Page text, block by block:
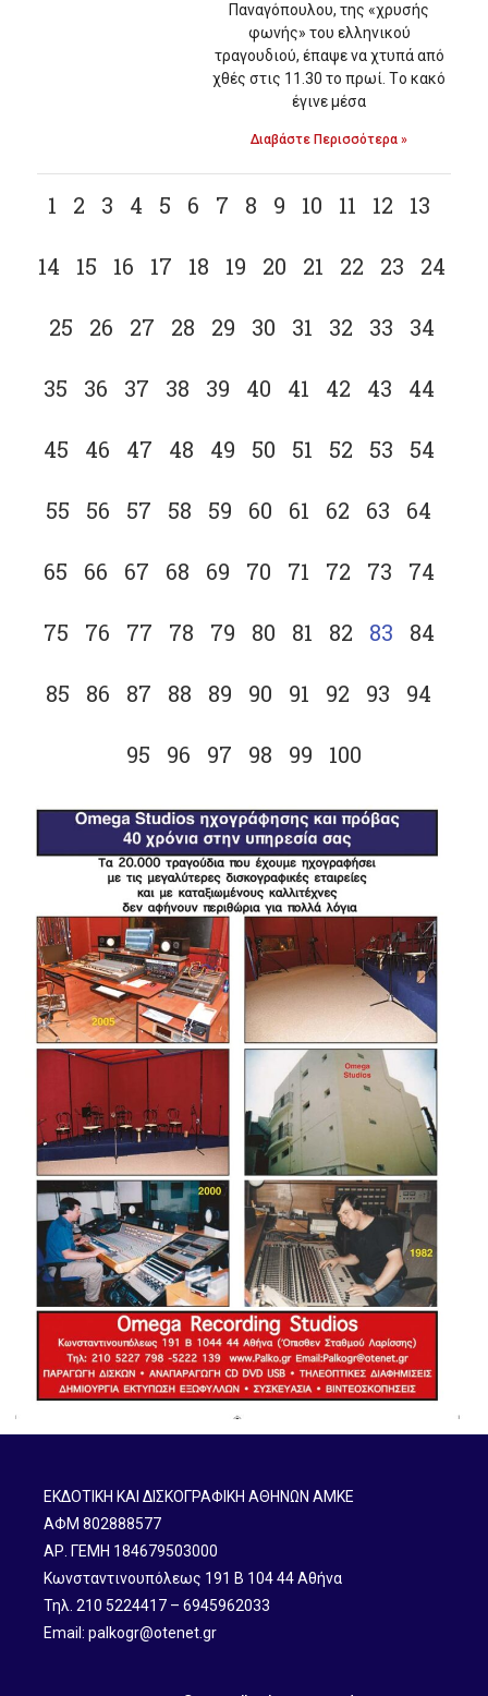
Παναγόπουλου, της «χρυσής
φωνής» του ελληνικού
τραγουδιού, έπαψε να χτυπά από
χθές στις 11.30 το πρωί. Tο κακό
έγινε μέσα
Διαβάστε Περισσότερα »
1 2 3 4 5 6 7 8 9 10 11 12 13
14 15 16 17 18 19 20 21 22 23 24
25 26 27 28 29 30 31 32 33 34
35 36 37 38 39 40 41 42 43 44
45 46 47 48 49 50 51 52 53 54
55 56 57 58 59 60 61 62 63 64
65 66 67 68 69 70 71 72 73 74
75 76 77 78 79 80 81 82 83 84
85 86 87 88 89 90 91 92 93 94
95 96 97 98 99 100
ΕΚΔΟΤΙΚΗ ΚΑΙ ΔΙΣΚΟΓΡΑΦΙΚΗ ΑΘΗΝΩΝ ΑΜΚΕ
ΑΦΜ 802888577
ΑΡ. ΓΕΜΗ 184679503000
Κωνσταντινουπόλεως 191 B 104 44 Αθήνα
Τηλ. 210 5224417 – 6945962033
Email: palkogr@otenet.gr